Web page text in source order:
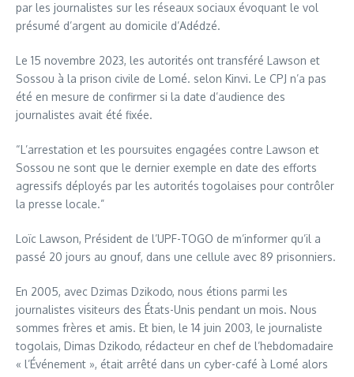
par les journalistes sur les réseaux sociaux évoquant le vol
présumé d’argent au domicile d’Adédzé.
Le 15 novembre 2023, les autorités ont transféré Lawson et
Sossou à la prison civile de Lomé. selon Kinvi. Le CPJ n’a pas
été en mesure de confirmer si la date d’audience des
journalistes avait été fixée.
“L’arrestation et les poursuites engagées contre Lawson et
Sossou ne sont que le dernier exemple en date des efforts
agressifs déployés par les autorités togolaises pour contrôler
la presse locale.”
Loïc Lawson, Président de l’UPF-TOGO de m’informer qu’il a
passé 20 jours au gnouf, dans une cellule avec 89 prisonniers.
En 2005, avec Dzimas Dzikodo, nous étions parmi les
journalistes visiteurs des États-Unis pendant un mois. Nous
sommes frères et amis. Et bien, le 14 juin 2003, le journaliste
togolais, Dimas Dzikodo, rédacteur en chef de l’hebdomadaire
« l’Événement », était arrêté dans un cyber-café à Lomé alors